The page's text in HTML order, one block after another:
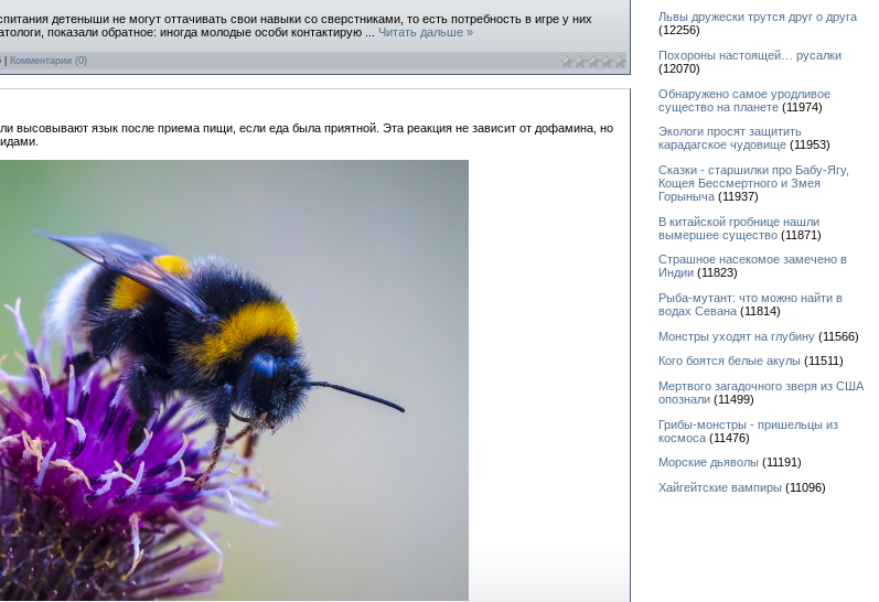
детеныши не могут оттачивать свои навыки со сверстниками, то есть потребность в игре у них
показали обратное: иногда молодые особи контактирую
Читать дальше »
Комментарии (0)
высовывают язык после приема пищи, если еда была приятной. Эта реакция не зависит от дофамина, но
Львы дружески трутся друг о друга
(12256)
Похороны настоящей… русалки
(12070)
Обнаружено самое уродливое
существо на планете (11974)
Экологи просят защитить
карадагское чудовище (11953)
Сказки - старшилки про Бабу-Ягу,
Кощея Бессмертного и Змея
Горыныча (11937)
В китайской гробнице нашли
вымершее существо (11871)
Страшное насекомое замечено в
Индии (11823)
Рыба-мутант: что можно найти в
водах Севана (11814)
Монстры уходят на глубину (11566)
Кого боятся белые акулы (11511)
Мертвого загадочного зверя из США
опознали (11499)
Грибы-монстры - пришельцы из
космоса (11476)
Морские дьяволы (11191)
Хайгейтские вампиры (11096)